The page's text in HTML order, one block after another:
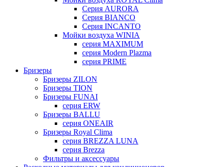
Серия AURORA
Серия BIANCO
Серия INCANTO
Мойки воздуха WINIA
серия MAXIMUM
серия Modern Plazma
серия PRIME
Бризеры
Бризеры ZILON
Бризеры TION
Бризеры FUNAI
серия ERW
Бризеры BALLU
серия ONEAIR
Бризеры Royal Clima
серия BREZZA LUNA
серия Brezza
Фильтры и аксессуары